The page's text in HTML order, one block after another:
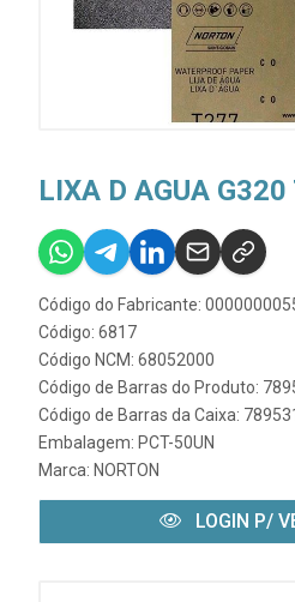
LIXA D AGUA
Código do Fabricante:
Código: 6817
Código NCM: 68052000
Código de Barras do Produto:
Código de Barras da Caixa:
Embalagem: PCT-50UN
Marca: NORTON
LOGIN P/